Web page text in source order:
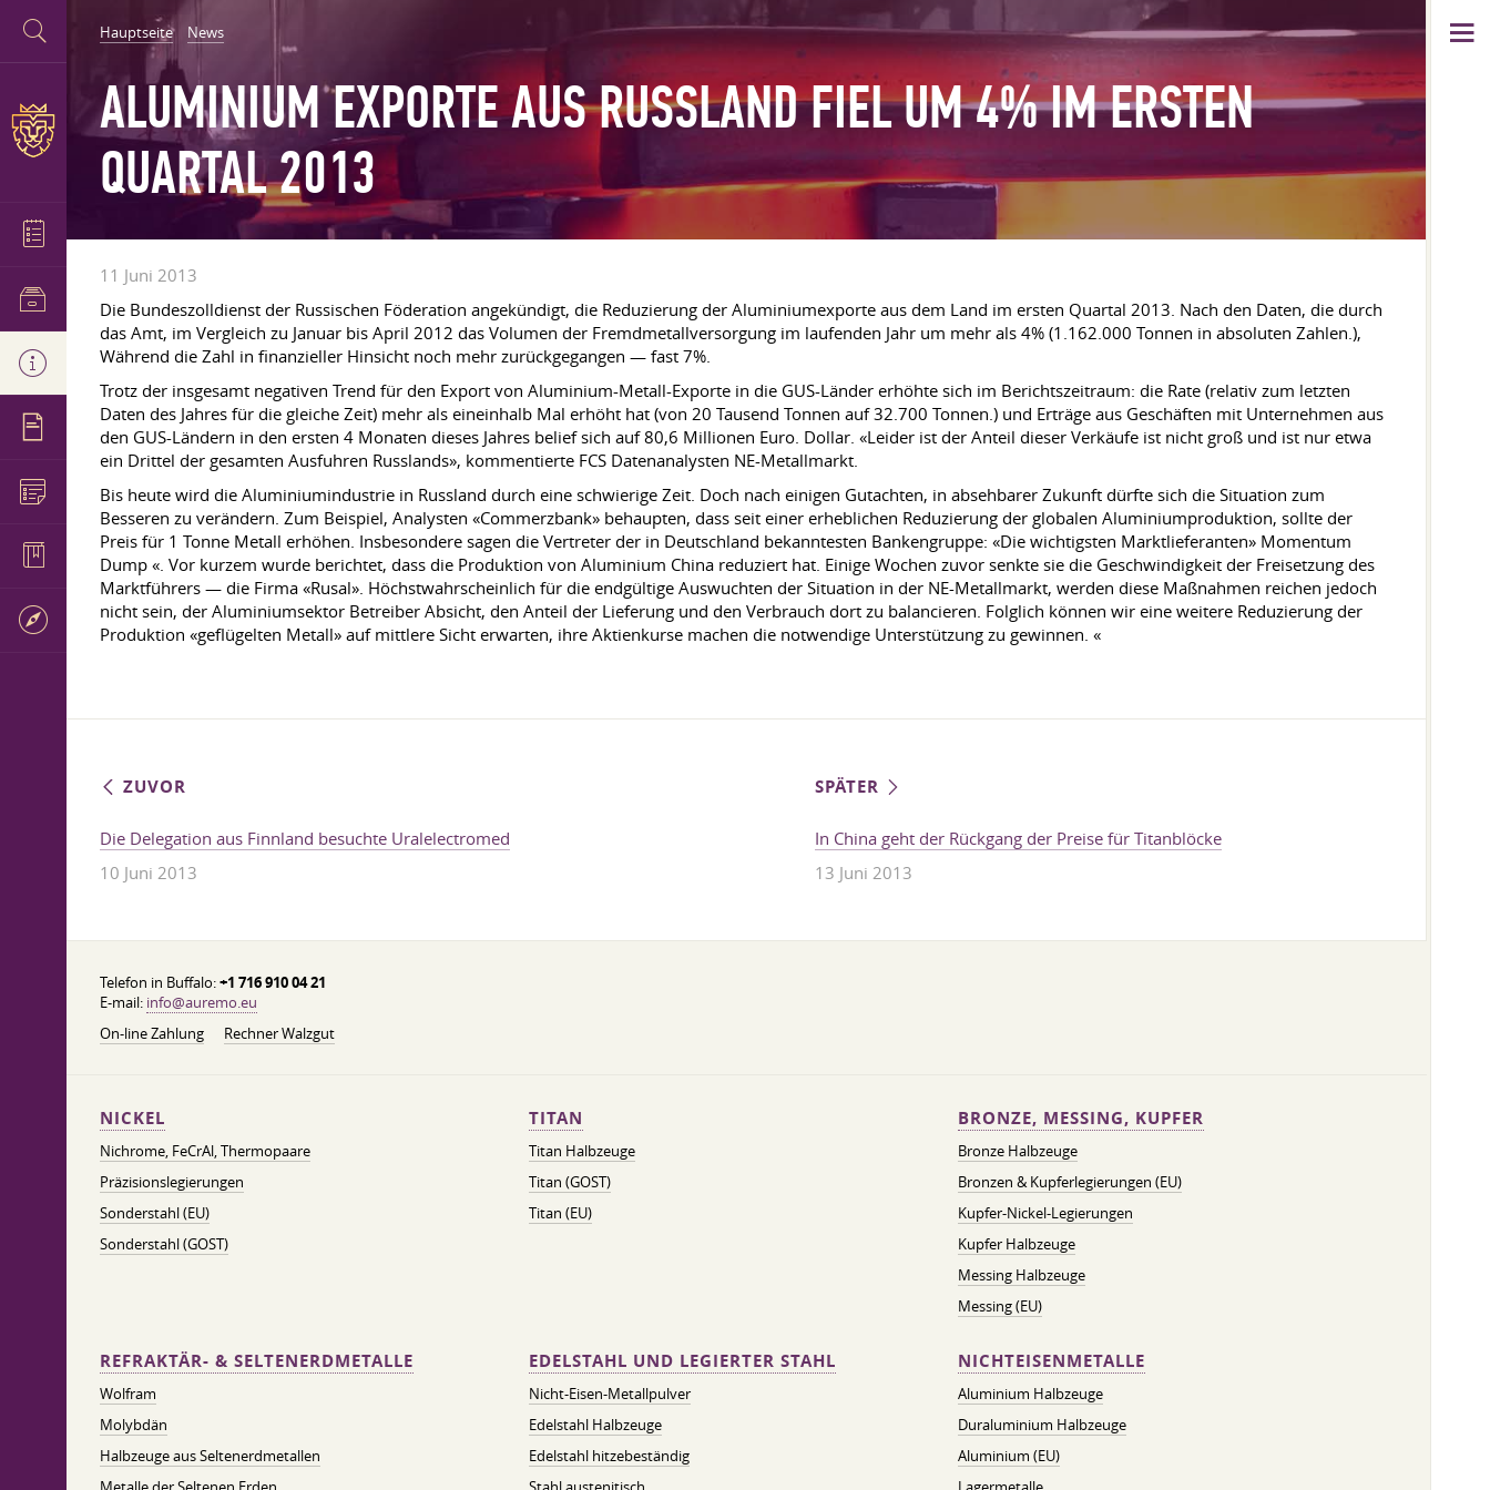
Hauptseite News
ALUMINIUM EXPORTE AUS RUSSLAND FIEL UM 4% IM ERSTEN
QUARTAL 2013
11 Juni 2013
Die Bundeszolldienst der Russischen Föderation angekündigt, die Reduzierung der Aluminiumexporte aus dem Land im ersten Quartal 2013. Nach den Daten, die durch
das Amt, im Vergleich zu Januar bis April 2012 das Volumen der Fremdmetallversorgung im laufenden Jahr um mehr als 4% (1.162.000 Tonnen in absoluten Zahlen.),
Während die Zahl in finanzieller Hinsicht noch mehr zurückgegangen — fast 7%.
Trotz der insgesamt negativen Trend für den Export von Aluminium-Metall-Exporte in die GUS-Länder erhöhte sich im Berichtszeitraum: die Rate (relativ zum letzten
Daten des Jahres für die gleiche Zeit) mehr als eineinhalb Mal erhöht hat (von 20 Tausend Tonnen auf 32.700 Tonnen.) und Erträge aus Geschäften mit Unternehmen aus
den GUS-Ländern in den ersten 4 Monaten dieses Jahres belief sich auf 80,6 Millionen Euro. Dollar. «Leider ist der Anteil dieser Verkäufe ist nicht groß und ist nur etwa
ein Drittel der gesamten Ausfuhren Russlands», kommentierte FCS Datenanalysten NE-Metallmarkt.
Bis heute wird die Aluminiumindustrie in Russland durch eine schwierige Zeit. Doch nach einigen Gutachten, in absehbarer Zukunft dürfte sich die Situation zum
Besseren zu verändern. Zum Beispiel, Analysten «Commerzbank» behaupten, dass seit einer erheblichen Reduzierung der globalen Aluminiumproduktion, sollte der
Preis für 1 Tonne Metall erhöhen. Insbesondere sagen die Vertreter der in Deutschland bekanntesten Bankengruppe: «Die wichtigsten Marktlieferanten» Momentum
Dump «. Vor kurzem wurde berichtet, dass die Produktion von Aluminium China reduziert hat. Einige Wochen zuvor senkte sie die Geschwindigkeit der Freisetzung des
Marktführers — die Firma «Rusal». Höchstwahrscheinlich für die endgültige Auswuchten der Situation in der NE-Metallmarkt, werden diese Maßnahmen reichen jedoch
nicht sein, der Aluminiumsektor Betreiber Absicht, den Anteil der Lieferung und den Verbrauch dort zu balancieren. Folglich können wir eine weitere Reduzierung der
Produktion «geflügelten Metall» auf mittlere Sicht erwarten, ihre Aktienkurse machen die notwendige Unterstützung zu gewinnen. «
ZUVOR
Die Delegation aus Finnland besuchte Uralelectromed
10 Juni 2013
SPÄTER
In China geht der Rückgang der Preise für Titanblöcke
13 Juni 2013
Telefon in Buffalo:+1 716 910 04 21
E-mail: info@auremo.eu
On-line Zahlung
Rechner Walzgut
NICKEL
Nichrome, FeСrAl, ​​Thermopaare
Präzisionslegierungen
Sonderstahl (EU)
Sonderstahl (GOST)
TITAN
Titan Halbzeuge
Titan (GOST)
Titan (EU)
BRONZE, MESSING, KUPFER
Bronze Halbzeuge
Bronzen & Kupferlegierungen (EU)
Kupfer-Nickel-Legierungen
Kupfer Halbzeuge
Messing Halbzeuge
Messing (EU)
REFRAKTÄR- & SELTENERDMETALLE
Wolfram
Molybdän
Halbzeuge aus Seltenerdmetallen
EDELSTAHL UND LEGIERTER STAHL
Nicht-Eisen-Metallpulver
Edelstahl Halbzeuge
Edelstahl hitzebeständig
NICHTEISENMETALLE
Aluminium Halbzeuge
Duraluminium Halbzeuge
Aluminium (EU)